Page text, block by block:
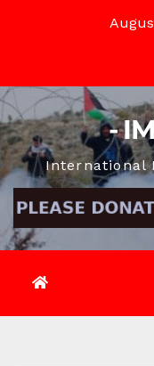
-
International